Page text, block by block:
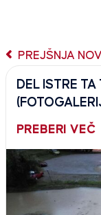
PREJŠNJA
DEL ISTRE
PREBERI VEČ